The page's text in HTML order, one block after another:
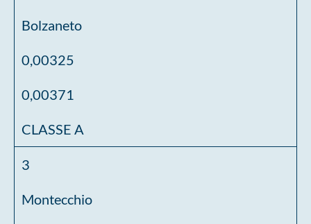
Bolzaneto
0,00325
0,00371
CLASSE A
3
Montecchio